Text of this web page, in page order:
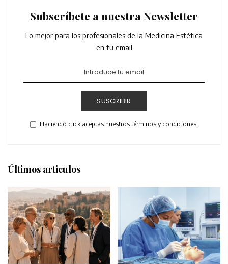
Subscríbete a nuestra Newsletter
Lo mejor para los profesionales de la Medicina Estética
en tu email
SUSCRIBIR
Haciendo click aceptas nuestros términos y condiciones.
Últimos articulos